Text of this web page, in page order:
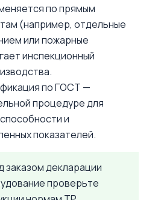
по прямым
(например, отдельные
или пожарные
инспекционный
по ГОСТ —
процедуре для
и
показателей.
заказом декларации
проверьте